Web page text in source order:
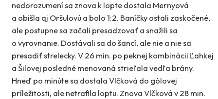
nedorozumení sa znova k lopte dostala Mernyová
a obišla aj Oršulovú a bolo 1:2. Baníčky ostali zaskočené,
ale postupne sa začali presadzovať a snažili sa
o vyrovnanie. Dostávali sa do šancí, ale nie a nie sa
presadiť strelecky. V 26 min. po peknej kombinácii Ľahkej
a Šilovej posledné menovaná strieľala vedľa brány.
Hneď po minúte sa dostala Vlčková do gólovej
príležitosti, ale netrafila loptu. Znova Vlčková v 28 min.